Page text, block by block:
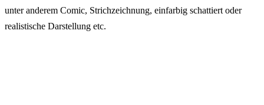
unter anderem Comic, Strichzeichnung, einfarbig schattiert oder
realistische Darstellung etc.